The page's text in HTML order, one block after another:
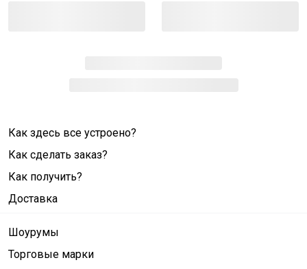
Как здесь все устроено?
Как сделать заказ?
Как получить?
Доставка
Шоурумы
Торговые марки